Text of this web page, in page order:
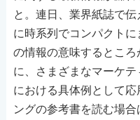
と。連日、業界紙誌で
に時系列でコンパクト
の情報の意味するとこ
に、さまざまなマーケ
における具体例として
ングの参考書を読む場